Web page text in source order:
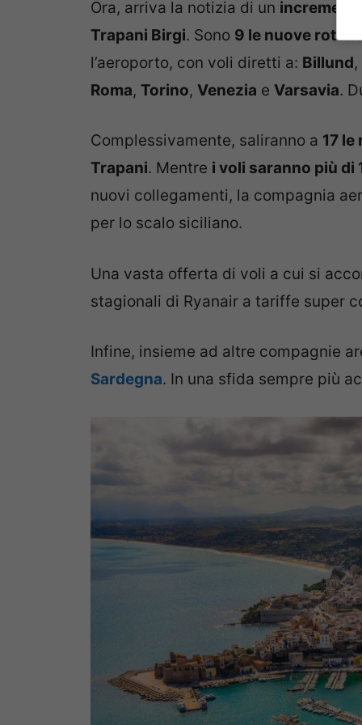
Ora, arriva la notizia di un
Trapani Birgi. Sono 9 le nuove rotte
l’aeroporto, con voli diretti a: Billund,
Roma, Torino, Venezia e Varsavia.
Complessivamente, saliranno a 17
Trapani. Mentre i voli saranno più di
nuovi collegamenti, la compagnia
per lo scalo siciliano.
Una vasta offerta di voli a cui si
stagionali di Ryanair a tariffe super
Infine, insieme ad altre compagnie
Sardegna. In una sfida sempre più